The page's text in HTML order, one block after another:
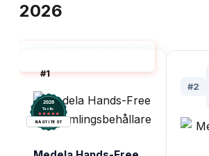
2026
#1
2026
Testix.
BÄST I TEST
#2